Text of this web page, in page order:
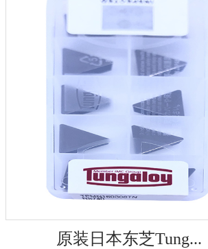
原装日本东芝Tung...